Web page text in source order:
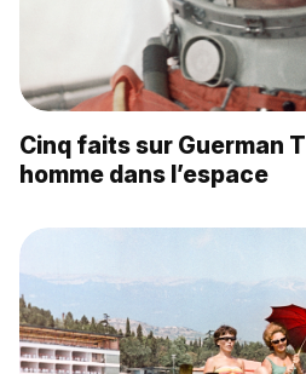
Cinq faits sur Guerman
homme dans l’espace